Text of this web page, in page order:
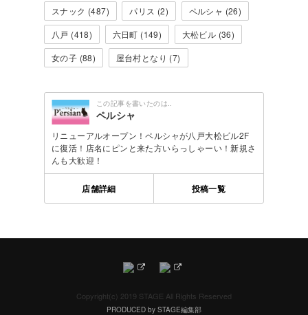
スナック (487) パリス (2)
ペルシャ (26)
八戸 (418)
六日町 (149)
大松ビル (36)
女の子 (88)
屋台村となり (7)
この記事を書いたのは..
ペルシャ
リニューアルオープン！ペルシャが八戸大松ビル2F
に復活！店名にピンと来た方いらっしゃーい！新規さ
んも大歓迎！
店舗詳細 投稿一覧
Copyright(c) 2019 STAGE All Rights Reserved
PRODUCED by STAGE編集部